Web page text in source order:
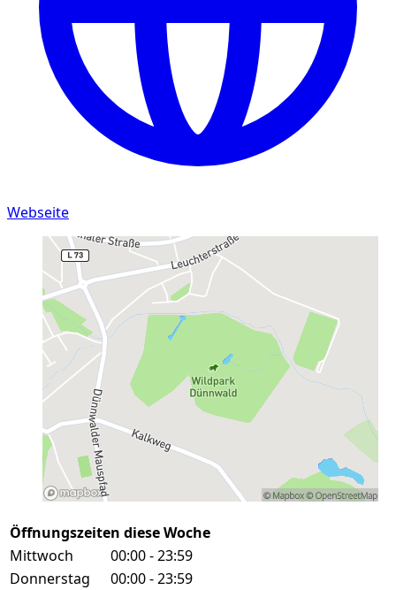
Webseite
Öffnungszeiten diese Woche
Mittwoch
00:00 - 23:59
Donnerstag
00:00 - 23:59